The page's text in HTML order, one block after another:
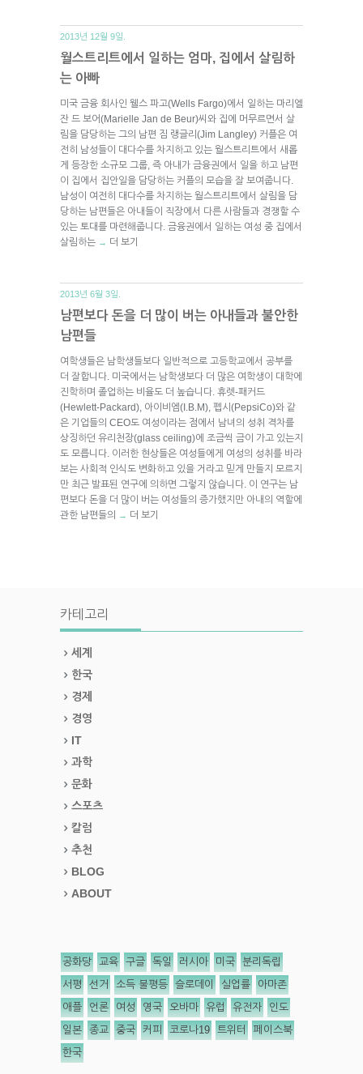
2013년 12월 9일.
월스트리트에서 일하는 엄마, 집에서 살림하
는 아빠
미국 금융 회사인 웰스 파고(Wells Fargo)에서 일하는 마리엘
잔 드 보어(Marielle Jan de Beur)씨와 집에 머무르면서 살
림을 담당하는 그의 남편 짐 랭글리(Jim Langley) 커플은 여
전히 남성들이 대다수를 차지하고 있는 월스트리트에서 새롭
게 등장한 소규모 그룹, 즉 아내가 금융권에서 일을 하고 남편
이 집에서 집안일을 담당하는 커플의 모습을 잘 보여줍니다.
남성이 여전히 대다수를 차지하는 월스트리트에서 살림을 담
당하는 남편들은 아내들이 직장에서 다른 사람들과 경쟁할 수
있는 토대를 마련해줍니다. 금융권에서 일하는 여성 중 집에서
살림하는 → 더 보기
2013년 6월 3일.
남편보다 돈을 더 많이 버는 아내들과 불안한
남편들
여학생들은 남학생들보다 일반적으로 고등학교에서 공부를
더 잘합니다. 미국에서는 남학생보다 더 많은 여학생이 대학에
진학하며 졸업하는 비율도 더 높습니다. 휴렛-패커드
(Hewlett-Packard), 아이비엠(I.B.M), 펩시(PepsiCo)와 같
은 기업들의 CEO도 여성이라는 점에서 남녀의 성취 격차를
상징하던 유리천장(glass ceiling)에 조금씩 금이 가고 있는지
도 모릅니다. 이러한 현상들은 여성들에게 여성의 성취를 바라
보는 사회적 인식도 변화하고 있을 거라고 믿게 만들지 모르지
만 최근 발표된 연구에 의하면 그렇지 않습니다. 이 연구는 남
편보다 돈을 더 많이 버는 여성들의 증가했지만 아내의 역할에
관한 남편들의
→ 더 보기
카테고리
세계
한국
경제
경영
IT
과학
문화
스포츠
칼럼
추천
BLOG
ABOUT
공화당 교육 구글 독일 러시아 미국 분리독립
서평 선거 소득 불평등 슬로데이 실업률 아마존
애플 언론 여성 영국 오바마 유럽 유전자 인도
일본 종교 중국 커피 코로나19 트위터 페이스북
한국